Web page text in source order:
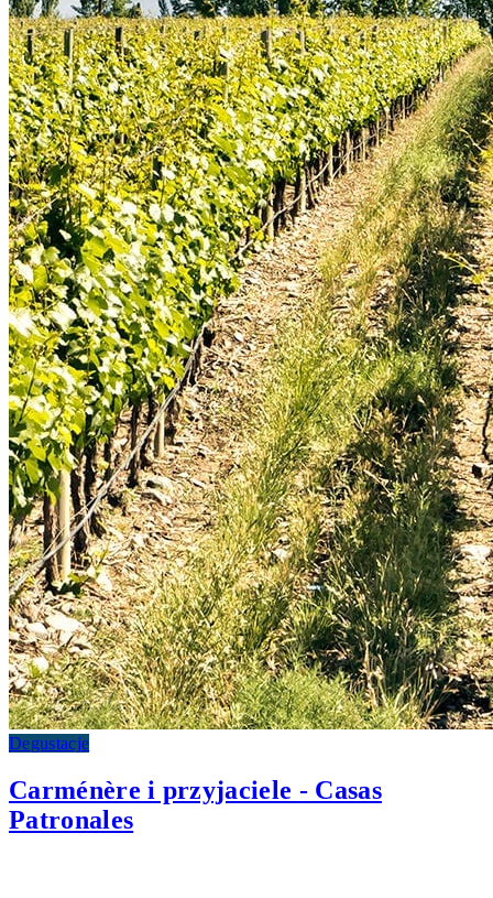
Degustacje
Carménère i przyjaciele - Casas
Patronales